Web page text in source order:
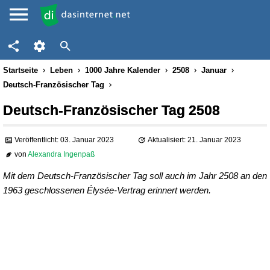
Startseite Leben 1000 Jahre Kalender 2508
Januar
Deutsch-Französischer Tag
Deutsch-Französischer Tag 2508
Veröffentlicht: 03. Januar 2023
Aktualisiert: 21. Januar 2023
vonAlexandra Ingenpaß
Mit dem Deutsch-Französischer Tag soll auch im Jahr 2508 an den
1963 geschlossenen Élysée-Vertrag erinnert werden.